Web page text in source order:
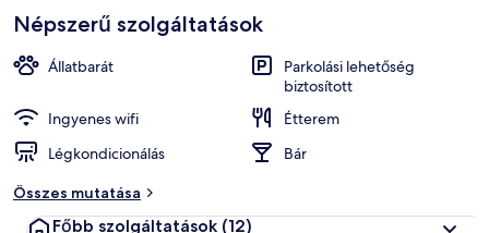
Népszerű szolgáltatások
Állatbarát
Parkolási lehetőség
biztosított
Ingyenes wifi
Étterem
Légkondicionálás
Bár
Összes mutatása
Főbb szolgáltatások (12)